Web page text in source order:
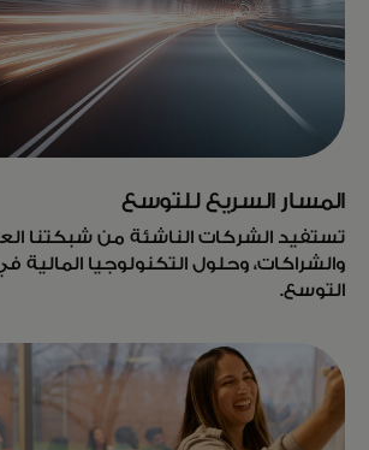
المسار السريع للتوسع
تستفيد الشركات الناشئة من شبكتنا
والشراكات، وحلول التكنولوجيا المالية
التوسع.